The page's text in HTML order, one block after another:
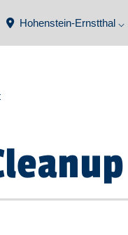
Hohenstein-Ernstthal ⌵